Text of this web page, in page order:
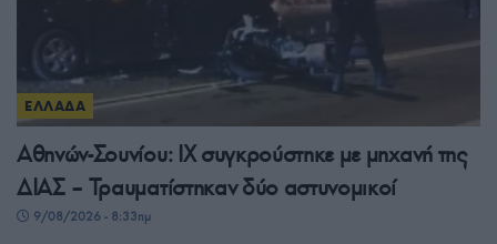
ΕΛΛΑΔΑ
Αθηνών-Σουνίου: ΙΧ συγκρούστηκε με μηχανή της
ΔΙΑΣ – Τραυματίστηκαν δύο αστυνομικοί
9/08/2026 - 8:33πμ